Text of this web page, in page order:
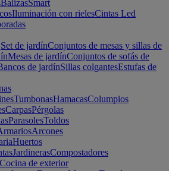
BalizasSmart
Iluminación con rielesCintas Led
Set de jardínConjuntos de mesas y sillas de
Mesas de jardínConjuntos de sofás de
de jardínSillas colgantesEstufas de
TumbonasHamacasColumpios
CarpasPérgolas
ParasolesToldos
Arcones
Huertos
JardinerasCompostadores
Cocina de exterior